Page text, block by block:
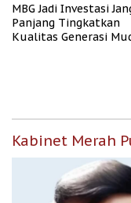
MBG Jadi Investasi
Panjang Tingkatkan
Kualitas Generasi
Kabinet Merah